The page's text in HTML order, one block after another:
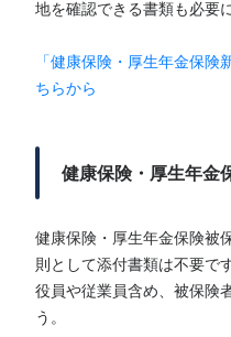
地を確認できる書類も必要
「健康保険・厚生年金保険
ちらから
健康保険・厚生年金
健康保険・厚生年金保険被
則として添付書類は不要です
役員や従業員含め、被保険
う。